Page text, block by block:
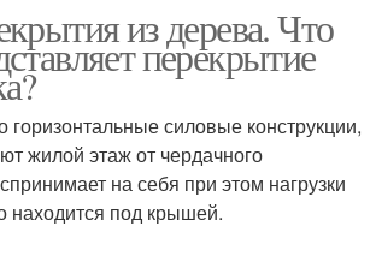
Перекрытие по
деревянным балкам
Требования к
межэтажным
перекрытиям
из дерева. Что
перекрытие
горизонтальные силовые конструкции,
жилой этаж от чердачного
на себя при этом нагрузки
находится под крышей.